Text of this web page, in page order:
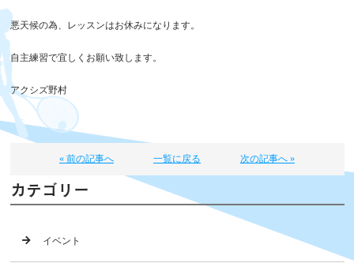
悪天候の為、レッスンはお休みになります。
自主練習で宜しくお願い致します。
アクシズ野村
« 前の記事へ 一覧に戻る 次の記事へ »
カテゴリー
イベント